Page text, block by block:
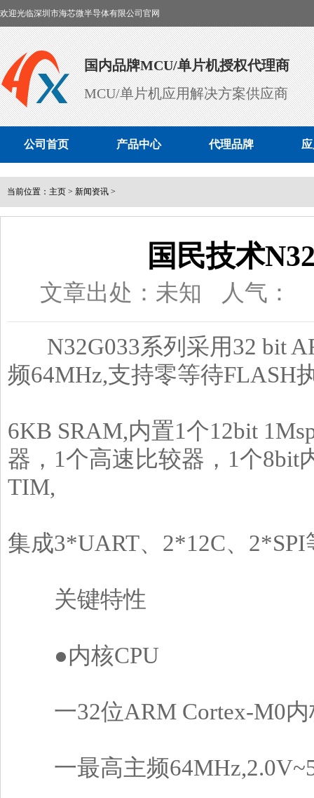
欢迎光临深圳市海芯微半导体有限公司官网
国内品牌MCU/单片机授权代理商
MCU/单片机应用解决方案供应商
公司首页 产品中心 代理品牌
当前位置： 主页 > 新闻资讯 >
国民技术
文章出处：未知 人气：
N32G033系列采用32 bit
频64MHz,支持零等待FLASH
6KB SRAM,内置1个12bit
器，1个高速比较器，1个8bit
TIM,
集成3*UART、2*12C、
关键特性
●内核CPU
一32位ARM Cortex-M0内
一最高主频